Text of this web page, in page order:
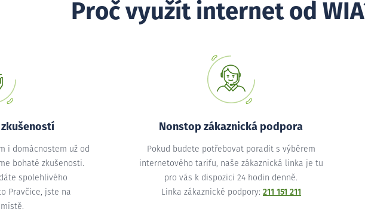
Proč využít internet od
zkušeností
i domácnostem už od
bohaté zkušenosti.
spolehlivého
Pravčice, jste na
Nonstop zákaznická podpora
Pokud budete potřebovat poradit s výběrem
internetového tarifu, naše zákaznická linka je tu
pro vás k dispozici 24 hodin denně.
Linka zákaznické podpory: 211 151 211